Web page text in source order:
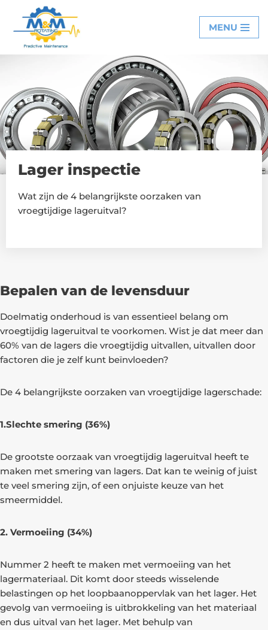
Ga
naar
MENU
Lager inspectie
Wat zijn de 4 belangrijkste oorzaken van
vroegtijdige lageruitval?
Bepalen van de levensduur
Doelmatig onderhoud is van essentieel belang om
vroegtijdig lageruitval te voorkomen. Wist je dat meer dan
60% van de lagers die vroegtijdig uitvallen, uitvallen door
factoren die je zelf kunt beïnvloeden?
De 4 belangrijkste oorzaken van vroegtijdige lagerschade:
1.Slechte smering (36%)
De grootste oorzaak van vroegtijdig lageruitval heeft te
maken met smering van lagers. Dat kan te weinig of juist
te veel smering zijn, of een onjuiste keuze van het
smeermiddel.
2. Vermoeiing (34%)
Nummer 2 heeft te maken met vermoeiing van het
lagermateriaal. Dit komt door steeds wisselende
belastingen op het loopbaanoppervlak van het lager. Het
gevolg van vermoeiing is uitbrokkeling van het materiaal
en dus uitval van het lager. Met behulp van